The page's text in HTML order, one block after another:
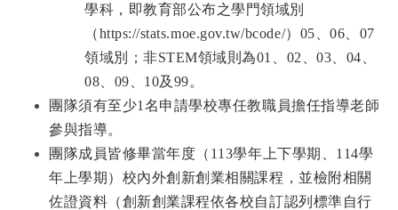
學科，即教育部公布之學門領域別
（https://stats.moe.gov.tw/bcode/）05、06、07
領域別；非STEM領域則為01、02、03、04、
08、09、10及99。
團隊須有至少1名申請學校專任教職員擔任指導老師
參與指導。
團隊成員皆修畢當年度（113學年上下學期、114學
年上學期）校內外創新創業相關課程，並檢附相關
佐證資料（創新創業課程依各校自訂認列標準自行